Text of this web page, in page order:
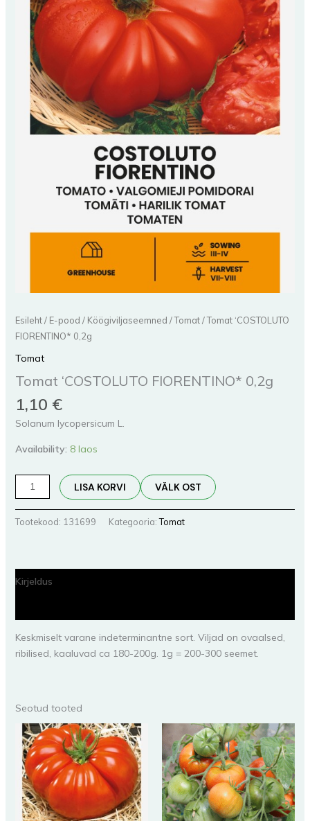
Esileht/ E-pood / Köögiviljaseemned /Tomat/ Tomat ‘COSTOLUTO
FIORENTINO* 0,2g
Tomat
Tomat ‘COSTOLUTO FIORENTINO* 0,2g
1,10 €
Solanum lycopersicum L.
Availability: 8 laos
LISA KORVI VÄLK OST
Tootekood: 131699 Kategooria:Tomat
Kirjeldus
Keskmiselt varane indeterminantne sort. Viljad on ovaalsed,
ribilised, kaaluvad ca 180-200g. 1g = 200-300 seemet.
Seotud tooted